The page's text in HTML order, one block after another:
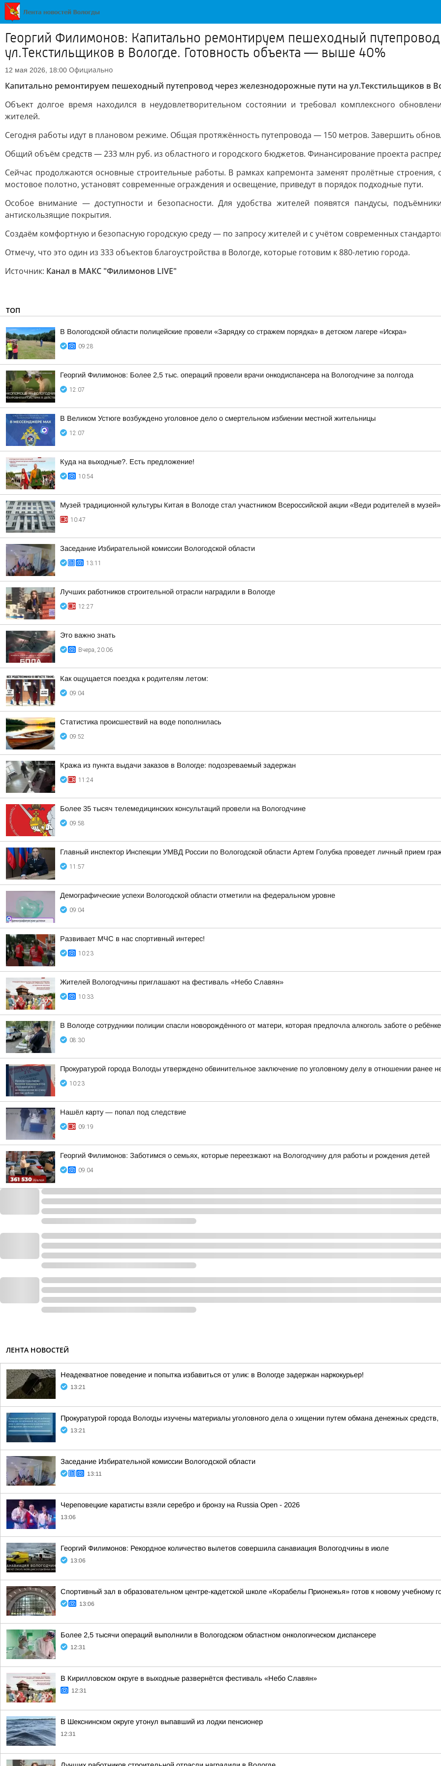
Георгий Филимонов: Капитально ремонтируем пешеходный
ул.Текстильщиков в Вологде. Готовность объекта — выше 40%
12 мая 2026, 18:00 Официально
Капитально ремонтируем пешеходный путепровод через железнодорожные пути на ул.Текстильщиков в
Объект долгое время находился в неудовлетворительном состоянии и требовал комплексного
жителей.
Сегодня работы идут в плановом режиме. Общая протяжённость путепровода — 150 метров. Завершить
Общий объём средств — 233 млн руб. из областного и городского бюджетов. Финансирование проекта
Сейчас продолжаются основные строительные работы. В рамках капремонта заменят пролётные
мостовое полотно, установят современные ограждения и освещение, приведут в порядок подходные пути.
Особое внимание — доступности и безопасности. Для удобства жителей появятся пандусы,
антискользящие покрытия.
Создаём комфортную и безопасную городскую среду — по запросу жителей и с учётом современных
Отмечу, что это один из 333 объектов благоустройства в Вологде, которые готовим к 880-летию города.
Источник: Канал в МАКС "Филимонов LIVE"
ТОП
В Вологодской области полицейские провели «Зарядку со стражем порядка» в детском лагере «Искра»
09:28
Георгий Филимонов: Более 2,5 тыс. операций провели врачи онкодиспансера на Вологодчине за полгода
12:07
В Великом Устюге возбуждено уголовное дело о смертельном избиении местной жительницы
12:07
Куда на выходные?. Есть предложение!
10:54
Музей традиционной культуры Китая в Вологде стал участником Всероссийской акции «Веди родителей в музей»
10:47
Заседание Избирательной комиссии Вологодской области
13:11
Лучших работников строительной отрасли наградили в Вологде
12:27
Это важно знать
Вчера, 20:06
Как ощущается поездка к родителям летом:
09:04
Статистика происшествий на воде пополнилась
09:52
Кража из пункта выдачи заказов в Вологде: подозреваемый задержан
11:24
Более 35 тысяч телемедицинских консультаций провели на Вологодчине
09:58
Главный инспектор Инспекции УМВД России по Вологодской области Артем Голубка проведет личный прием
11:57
Демографические успехи Вологодской области отметили на федеральном уровне
09:04
Развивает МЧС в нас спортивный интерес!
10:23
Жителей Вологодчины приглашают на фестиваль «Небо Славян»
10:33
В Вологде сотрудники полиции спасли новорождённого от матери, которая предпочла алкоголь заботе о ребёнке
08:30
Прокуратурой города Вологды утверждено обвинительное заключение по уголовному делу в отношении ранее
10:23
Нашёл карту — попал под следствие
09:19
Георгий Филимонов: Заботимся о семьях, которые переезжают на Вологодчину для работы и рождения детей
09:04
ЛЕНТА НОВОСТЕЙ
Неадекватное поведение и попытка избавиться от улик: в Вологде задержан наркокурьер!
13:21
Прокуратурой города Вологды изучены материалы уголовного дела о хищении путем обмана денежных
13:21
Заседание Избирательной комиссии Вологодской области
13:11
Череповецкие каратисты взяли серебро и бронзу на Russia Open - 2026
13:06
Георгий Филимонов: Рекордное количество вылетов совершила санавиация Вологодчины в июле
13:06
Спортивный зал в образовательном центре-кадетской школе «Корабелы Прионежья» готов к новому учебному
13:06
Более 2,5 тысячи операций выполнили в Вологодском областном онкологическом диспансере
12:31
В Кирилловском округе в выходные развернётся фестиваль «Небо Славян»
12:31
В Шекснинском округе утонул выпавший из лодки пенсионер
12:31